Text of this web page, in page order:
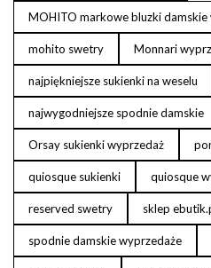
MOHITO markowe bluzki damskie
mohito swetry Monnari
najpiękniejsze sukienki na weselu
najwygodniejsze spodnie damskie
Orsay sukienki wyprzedaż
quiosque sukienki quiosque
reserved swetry sklep
spodnie damskie wyprzedaże